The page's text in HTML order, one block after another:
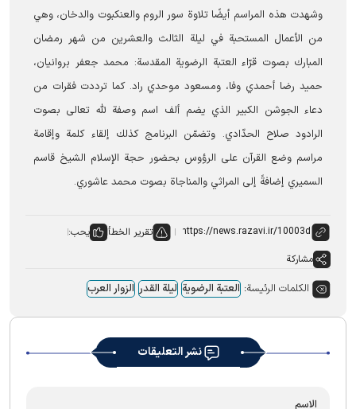
وشهدت هذه المراسم أيضًا تلاوة سور الروم والعنكبوت والدخان، وهي
من الأعمال المستحبة في ليلة الثالث والعشرين من شهر رمضان
المبارك بصوت قرّاء العتبة الرضوية المقدسة: محمد جعفر بروانيان،
حميد رضا أحمدي وفا، ومسعود موحدي‌ راد. كما ترددت فقرات من
دعاء الجوشن الكبير الذي يضم ألف اسم وصفة لله تعالى بصوت
الرادود صلاح الحدّادي. وتضمّن البرنامج كذلك إلقاء كلمة وإقامة
مراسم وضع القرآن على الرؤوس بحضور حجة الإسلام الشيخ قاسم
السميري إضافةً إلى المراثي والمناجاة بصوت محمد عاشوري.
تقرير الخطأ
يحب:
مشاركة
الكلمات الرئيسة: العتبة الرضویة لیلة القدر الزوار العرب
نشر التعليقات